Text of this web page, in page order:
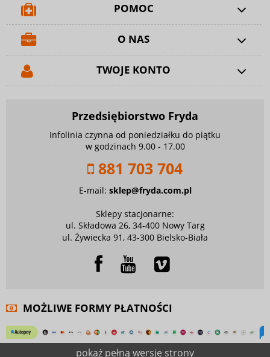
POMOC
O NAS
TWOJE KONTO
Przedsiębiorstwo Fryda
Infolinia czynna od poniedziałku do piątku
w godzinach 9.00 - 17.00
881 703 704
E-mail: sklep@fryda.com.pl
Sklepy stacjonarne:
ul. Składowa 26, 34-400 Nowy Targ
ul. Żywiecka 91, 43-300 Bielsko-Biała
MOŻLIWE FORMY PŁATNOŚCI
pokaż pełną wersję strony